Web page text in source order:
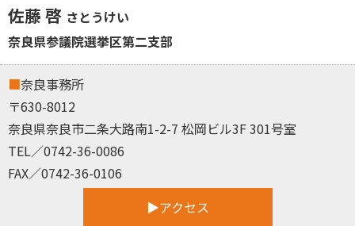
佐藤 啓 さとうけい
奈良県参議院選挙区第二支部
奈良事務所
〒630-8012
奈良県奈良市二条大路南1-2-7 松岡ビル3F 301号室
TEL／0742-36-0086
FAX／0742-36-0106
アクセス